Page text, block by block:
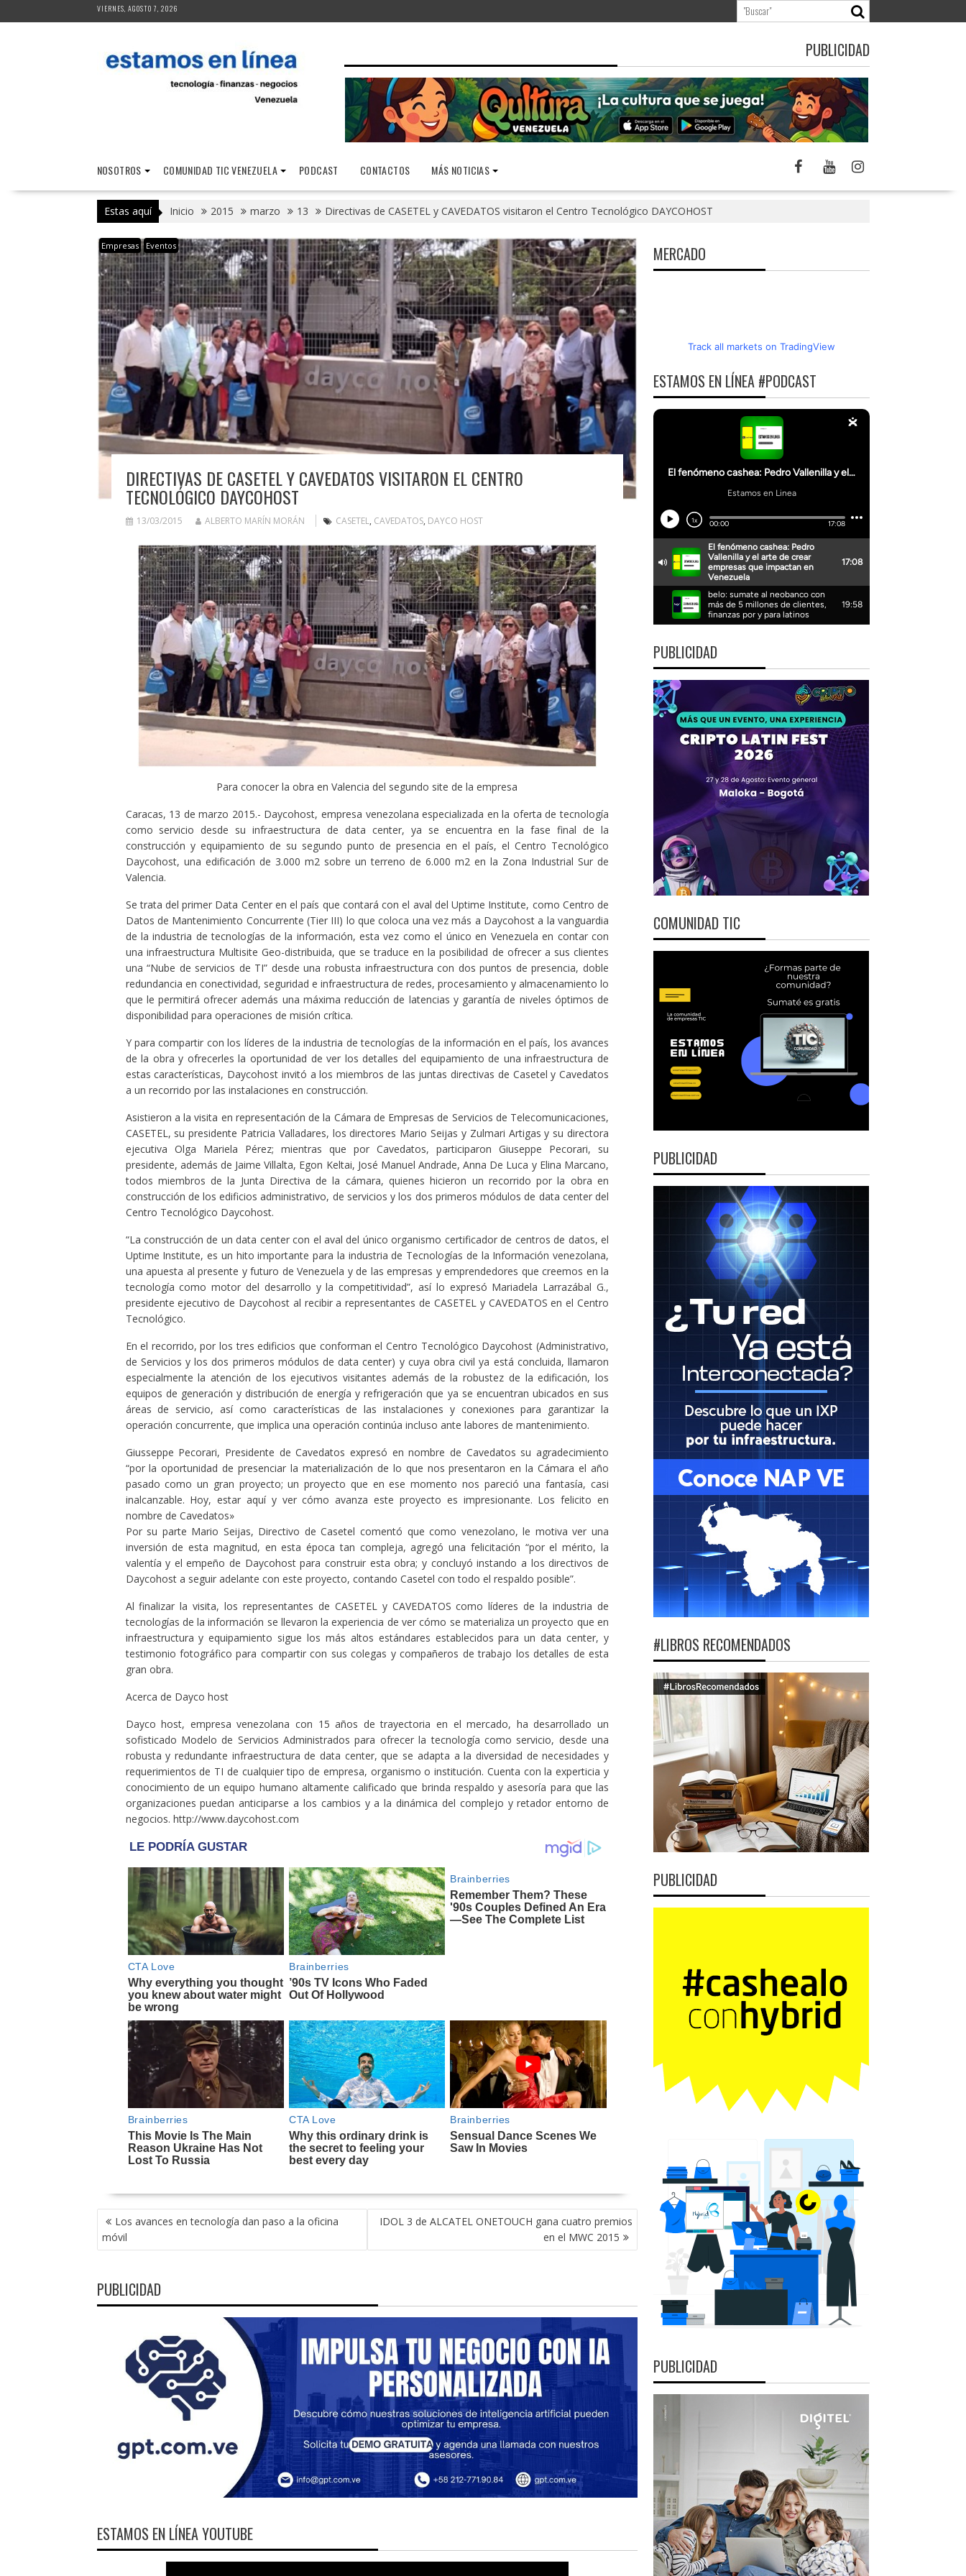
al
VIERNES, AGOSTO 7, 2026
PUBLICIDAD
NOSOTROS COMUNIDAD TIC VENEZUELA PODCAST CONTACTOS MÁS NOTICIAS
Estas aquí Inicio 2015 marzo 13 Directivas de CASETEL y CAVEDATOS visitaron el Centro Tecnológico DAYCOHOST
Empresas Eventos
DIRECTIVAS DE CASETEL Y CAVEDATOS VISITARON EL CENTRO
TECNOLÓGICO DAYCOHOST
13/03/2015 ALBERTO MARÍN MORÁN CASETEL, CAVEDATOS, DAYCO HOST
Para conocer la obra en Valencia del segundo site de la empresa
Caracas, 13 de marzo 2015.- Daycohost, empresa venezolana especializada en la oferta de tecnología
como servicio desde su infraestructura de data center, ya se encuentra en la fase final de la
construcción y equipamiento de su segundo punto de presencia en el país, el Centro Tecnológico
Daycohost, una edificación de 3.000 m2 sobre un terreno de 6.000 m2 en la Zona Industrial Sur de
Valencia.
Se trata del primer Data Center en el país que contará con el aval del Uptime Institute, como Centro de
Datos de Mantenimiento Concurrente (Tier III) lo que coloca una vez más a Daycohost a la vanguardia
de la industria de tecnologías de la información, esta vez como el único en Venezuela en contar con
una infraestructura Multisite Geo-distribuida, que se traduce en la posibilidad de ofrecer a sus clientes
una “Nube de servicios de TI” desde una robusta infraestructura con dos puntos de presencia, doble
redundancia en conectividad, seguridad e infraestructura de redes, procesamiento y almacenamiento lo
que le permitirá ofrecer además una máxima reducción de latencias y garantía de niveles óptimos de
disponibilidad para operaciones de misión crítica.
Y para compartir con los líderes de la industria de tecnologías de la información en el país, los avances
de la obra y ofrecerles la oportunidad de ver los detalles del equipamiento de una infraestructura de
estas características, Daycohost invitó a los miembros de las juntas directivas de Casetel y Cavedatos
a un recorrido por las instalaciones en construcción.
Asistieron a la visita en representación de la Cámara de Empresas de Servicios de Telecomunicaciones,
CASETEL, su presidente Patricia Valladares, los directores Mario Seijas y Zulmari Artigas y su directora
ejecutiva Olga Mariela Pérez; mientras que por Cavedatos, participaron Giuseppe Pecorari, su
presidente, además de Jaime Villalta, Egon Keltai, José Manuel Andrade, Anna De Luca y Elina Marcano,
todos miembros de la Junta Directiva de la cámara, quienes hicieron un recorrido por la obra en
construcción de los edificios administrativo, de servicios y los dos primeros módulos de data center del
Centro Tecnológico Daycohost.
“La construcción de un data center con el aval del único organismo certificador de centros de datos, el
Uptime Institute, es un hito importante para la industria de Tecnologías de la Información venezolana,
una apuesta al presente y futuro de Venezuela y de las empresas y emprendedores que creemos en la
tecnología como motor del desarrollo y la competitividad”, así lo expresó Mariadela Larrazábal G.,
presidente ejecutivo de Daycohost al recibir a representantes de CASETEL y CAVEDATOS en el Centro
Tecnológico.
En el recorrido, por los tres edificios que conforman el Centro Tecnológico Daycohost (Administrativo,
de Servicios y los dos primeros módulos de data center) y cuya obra civil ya está concluida, llamaron
especialmente la atención de los ejecutivos visitantes además de la robustez de la edificación, los
equipos de generación y distribución de energía y refrigeración que ya se encuentran ubicados en sus
áreas de servicio, así como características de las instalaciones y conexiones para garantizar la
operación concurrente, que implica una operación continúa incluso ante labores de mantenimiento.
Giusseppe Pecorari, Presidente de Cavedatos expresó en nombre de Cavedatos su agradecimiento
“por la oportunidad de presenciar la materialización de lo que nos presentaron en la Cámara el año
pasado como un gran proyecto; un proyecto que en ese momento nos pareció una fantasía, casi
inalcanzable. Hoy, estar aquí y ver cómo avanza este proyecto es impresionante. Los felicito en
nombre de Cavedatos»
Por su parte Mario Seijas, Directivo de Casetel comentó que como venezolano, le motiva ver una
inversión de esta magnitud, en esta época tan compleja, agregó una felicitación “por el mérito, la
valentía y el empeño de Daycohost para construir esta obra; y concluyó instando a los directivos de
Daycohost a seguir adelante con este proyecto, contando Casetel con todo el respaldo posible”.
Al finalizar la visita, los representantes de CASETEL y CAVEDATOS como líderes de la industria de
tecnologías de la información se llevaron la experiencia de ver cómo se materializa un proyecto que en
infraestructura y equipamiento sigue los más altos estándares establecidos para un data center, y
testimonio fotográfico para compartir con sus colegas y compañeros de trabajo los detalles de esta
gran obra.
Acerca de Dayco host
Dayco host, empresa venezolana con 15 años de trayectoria en el mercado, ha desarrollado un
sofisticado Modelo de Servicios Administrados para ofrecer la tecnología como servicio, desde una
robusta y redundante infraestructura de data center, que se adapta a la diversidad de necesidades y
requerimientos de TI de cualquier tipo de empresa, organismo o institución. Cuenta con la experticia y
conocimiento de un equipo humano altamente calificado que brinda respaldo y asesoría para que las
organizaciones puedan anticiparse a los cambios y a la dinámica del complejo y retador entorno de
negocios. http://www.daycohost.com
NAVEGACIÓN
DE
ENTRADAS
Los avances en tecnología dan paso a la oficina
móvil
IDOL 3 de ALCATEL ONETOUCH gana cuatro premios
en el MWC 2015
PUBLICIDAD
ESTAMOS EN LÍNEA YOUTUBE
MERCADO
Track all markets on TradingView
ESTAMOS EN LÍNEA #PODCAST
PUBLICIDAD
COMUNIDAD TIC
PUBLICIDAD
#LIBROS RECOMENDADOS
PUBLICIDAD
PUBLICIDAD